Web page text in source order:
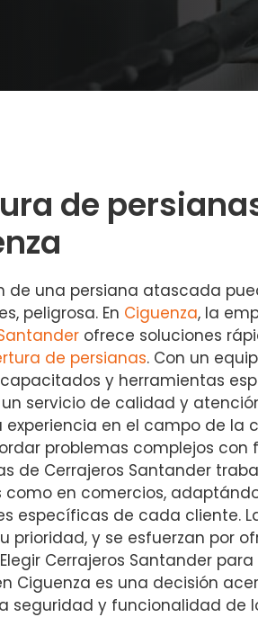
de
de una persiana atascada
peligrosa. En Ciguenza, la
ofrece soluciones
de persianas. Con un
y herramientas
servicio de calidad y
experiencia en el campo de la
problemas complejos con
de Cerrajeros Santander
como en comercios,
específicas de cada cliente.
prioridad, y se esfuerzan por
Cerrajeros Santander
Ciguenza es una decisión
seguridad y funcionalidad de